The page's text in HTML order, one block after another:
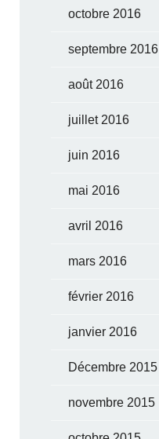
octobre 2016
septembre 2016
août 2016
juillet 2016
juin 2016
mai 2016
avril 2016
mars 2016
février 2016
janvier 2016
Décembre 2015
novembre 2015